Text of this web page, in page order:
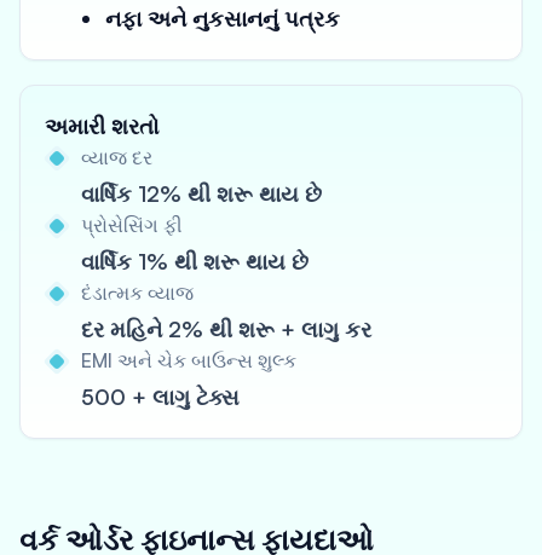
નફા અને નુકસાનનું પત્રક
અમારી શરતો
વ્યાજ દર
વાર્ષિક 12% થી શરૂ થાય છે
પ્રોસેસિંગ ફી
વાર્ષિક 1% થી શરૂ થાય છે
દંડાત્મક વ્યાજ
દર મહિને 2% થી શરૂ + લાગુ કર
EMI અને ચેક બાઉન્સ શુલ્ક
500 + લાગુ ટેક્સ
વર્ક ઓર્ડર ફાઇનાન્સફાયદાઓ